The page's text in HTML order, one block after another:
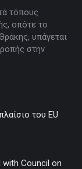
τόπους
οπότε το
υπάγεται
στην
του EU
with Council on